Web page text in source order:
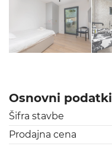
Osnovni podatki
Šifra stavbe
Prodajna cena